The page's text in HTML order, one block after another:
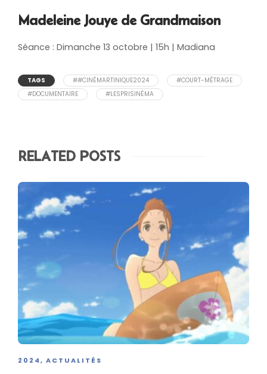
Madeleine Jouye de Grandmaison
Séance : Dimanche 13 octobre | 15h | Madiana
TAGS ##CINÉMARTINIQUE2024
#COURT-MÉTRAGE
#DOCUMENTAIRE
#LESPRISINÉMA
RELATED POSTS
2024 , ACTUALITÉS